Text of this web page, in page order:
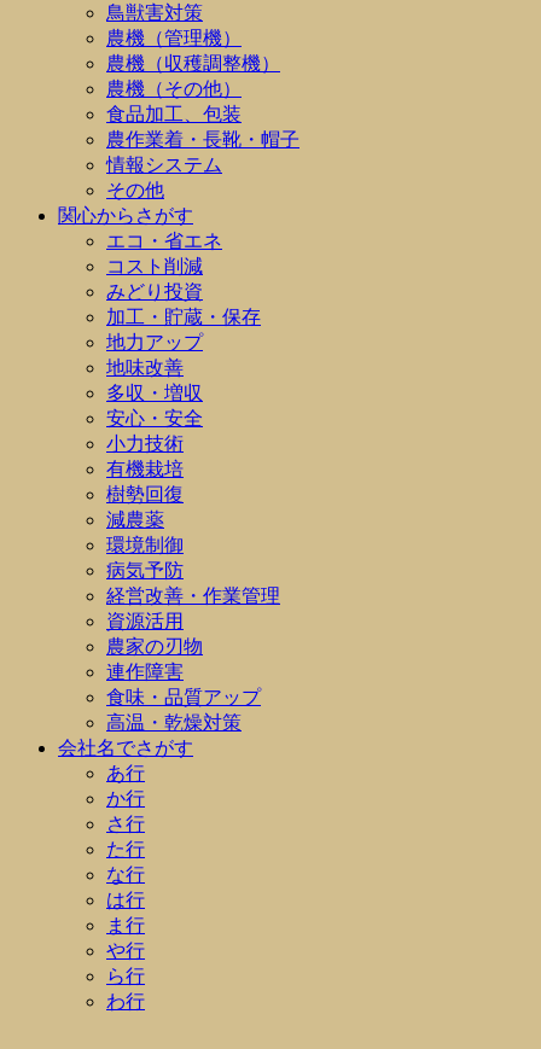
鳥獣害対策
農機（管理機）
農機（収穫調整機）
農機（その他）
食品加工、包装
農作業着・長靴・帽子
情報システム
その他
関心からさがす
エコ・省エネ
コスト削減
みどり投資
加工・貯蔵・保存
地力アップ
地味改善
多収・増収
安心・安全
小力技術
有機栽培
樹勢回復
減農薬
環境制御
病気予防
経営改善・作業管理
資源活用
農家の刃物
連作障害
食味・品質アップ
高温・乾燥対策
会社名でさがす
あ行
か行
さ行
た行
な行
は行
ま行
や行
ら行
わ行